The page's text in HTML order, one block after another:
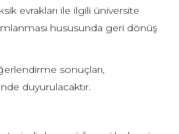
evrakları ile ilgili üniversite
hususunda geri dönüş
sonuçları,
duyurulacaktır.